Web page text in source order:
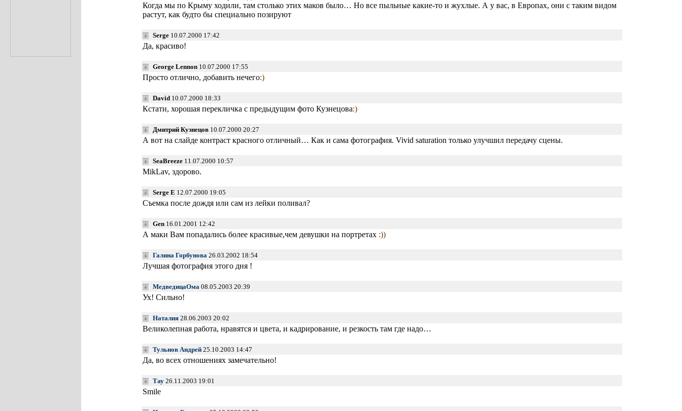
Когда мы по Крыму ходили, там столько этих маков было… Но все пыльные какие-то и жухлые. А у вас, в Европах, они с таким видом
растут, как будто бы специально позируют
Serge10.07.2000 17:42
Да, красиво!
George Lennon10.07.2000 17:55
Просто отлично, добавить нечего:)
David10.07.2000 18:33
Кстати, хорошая перекличка с предыдущим фото Кузнецова:)
Дмитрий Кузнецов10.07.2000 20:27
А вот на слайде контраст красного отличный… Как и сама фотография. Vivid saturation только улучшил передачу сцены.
SeaBreeze11.07.2000 10:57
MikLav, здорово.
Serge E 12.07.2000 19:05
Съемка после дождя или сам из лейки поливал?
Gen16.01.2001 12:42
А маки Вам попадались более красивые,чем девушки на портретах :))
Галина Горбунова26.03.2002 18:54
Лучшая фотография этого дня !
МедведицаОма08.05.2003 20:39
Ух! Сильно!
Наталия28.06.2003 20:02
Великолепная работа, нравятся и цвета, и кадрирование, и резкость там где надо…
Тульнов Андрей25.10.2003 14:47
Да, во всех отношениях замечательно!
Тау26.11.2003 19:01
Smile